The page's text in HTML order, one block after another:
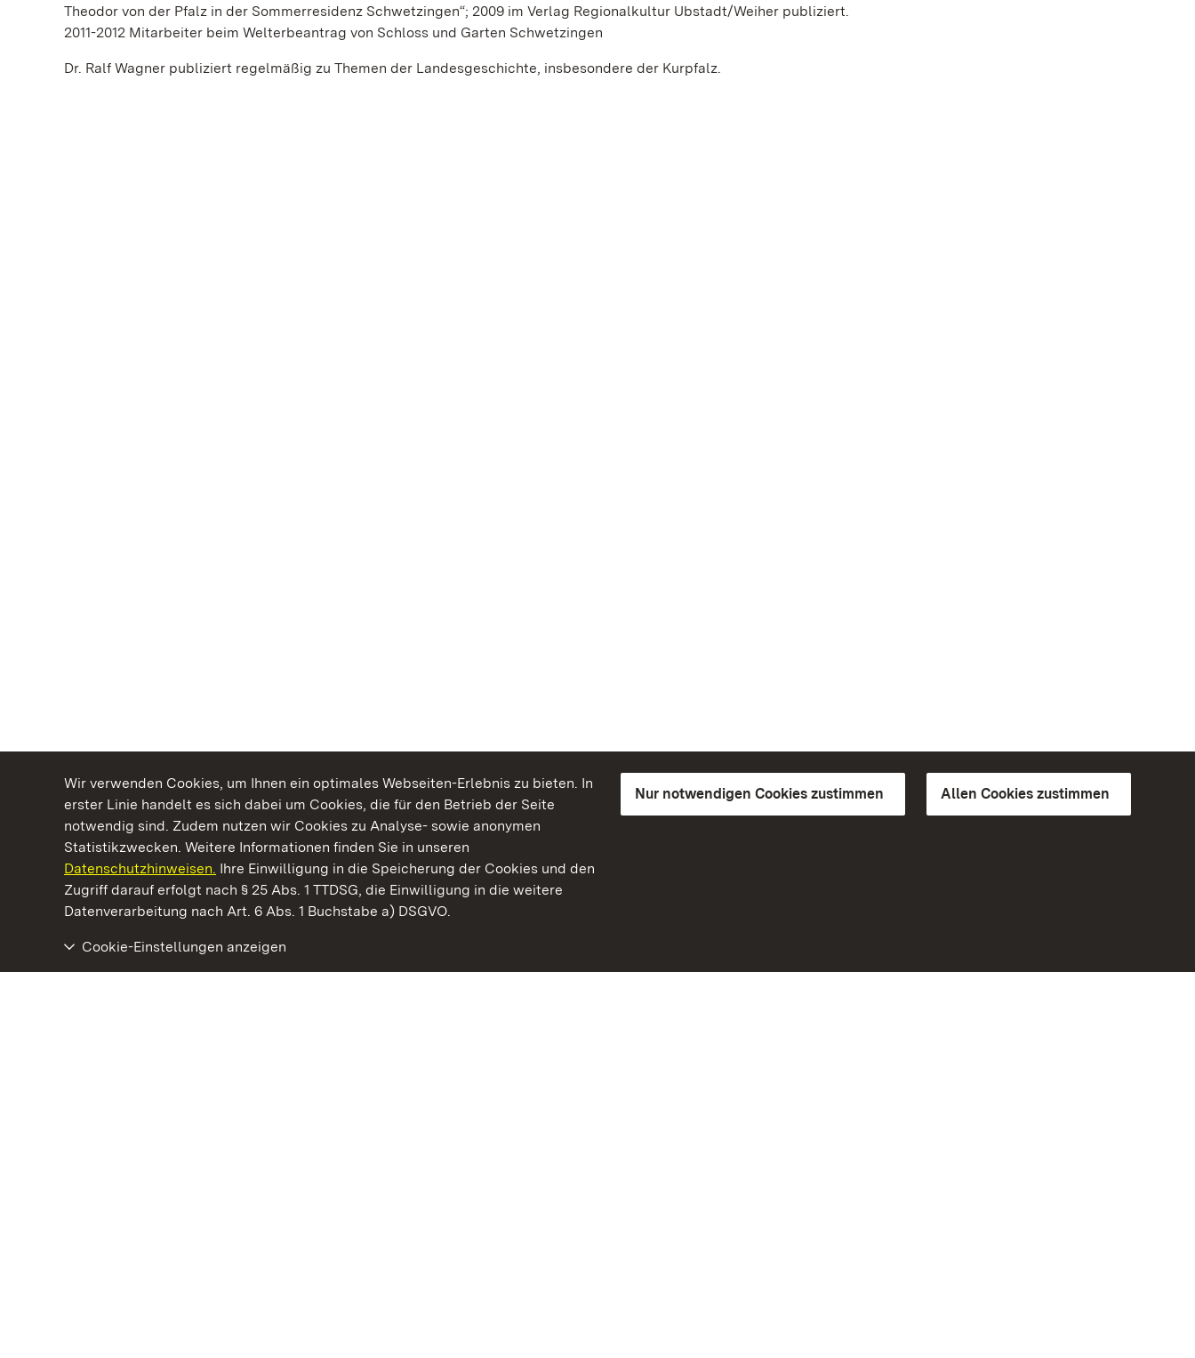
Wir verwenden Cookies, um Ihnen ein optimales Webseiten-Erlebnis zu bieten. In
erster Linie handelt es sich dabei um Cookies, die für den Betrieb der Seite
notwendig sind. Zudem nutzen wir Cookies zu Analyse- sowie anonymen
Statistikzwecken. Weitere Informationen finden Sie in unseren
Datenschutzhinweisen. Ihre Einwilligung in die Speicherung der Cookies und den
Zugriff darauf erfolgt nach § 25 Abs. 1 TTDSG, die Einwilligung in die weitere
Datenverarbeitung nach Art. 6 Abs. 1 Buchstabe a) DSGVO.
Nur notwendigen Cookies zustimmen Allen Cookies zustimmen
Cookie-Einstellungen anzeigen
Theodor von der Pfalz in der Sommerresidenz Schwetzingen“; 2009 im Verlag Regionalkultur Ubstadt/Weiher publiziert.
2011-2012 Mitarbeiter beim Welterbeantrag von Schloss und Garten Schwetzingen
Dr. Ralf Wagner publiziert regelmäßig zu Themen der Landesgeschichte, insbesondere der Kurpfalz.
Kommen. Staunen. Genießen.